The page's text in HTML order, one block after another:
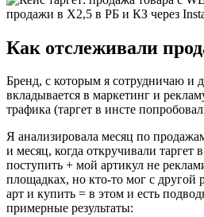
Как отслеживали
Бренд, с которым я сотрудничаю и
вкладывается в маркетинг и
трафика (таргет в инсте
Я анализировала месяц по
и месяц, когда откручивали таргет
поступить + мой артикул не
площадках, но кто-то мог с другой
арт и купить = в этом и есть
примерные результаты: